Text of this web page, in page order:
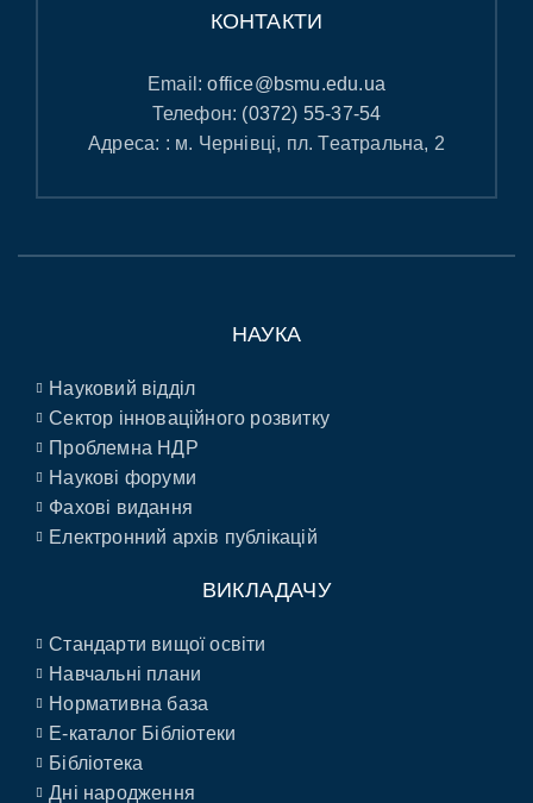
КОНТАКТИ
Email:office@bsmu.edu.ua
Телефон: (0372) 55-37-54
Адреса: : м. Чернівці, пл. Театральна, 2
НАУКА
Науковий відділ
Сектор інноваційного розвитку
Проблемна НДР
Наукові форуми
Фахові видання
Електронний архів публікацій
ВИКЛАДАЧУ
Стандарти вищої освіти
Навчальні плани
Нормативна база
E-каталог Бібліотеки
Бібліотека
Дні народження